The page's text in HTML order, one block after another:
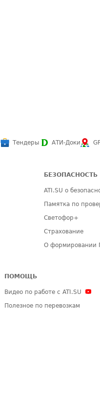
Тендеры АТИ-Доки
БЕЗОПАСНОСТЬ
ATI.SU о
Памятка по
Светофор+
Страхование
О формировании
ПОМОЩЬ
Видео по работе с ATI.SU
Полезное по перевозкам